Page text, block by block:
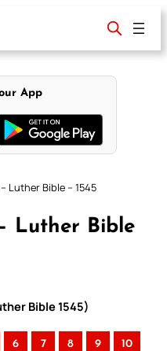
App
Luther Bible – 1545
Luther Bible
Bible 1545)
6 7 8 9 10